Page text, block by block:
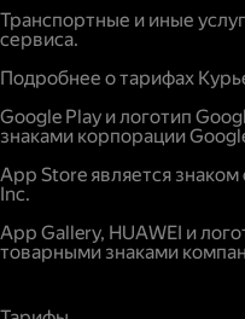
Транспортные и иные
сервиса.
Подробнее о тарифах
Google Play и логотип
знаками корпорации
App Store является
Inc.
App Gallery, HUAWEI и
товарными знаками